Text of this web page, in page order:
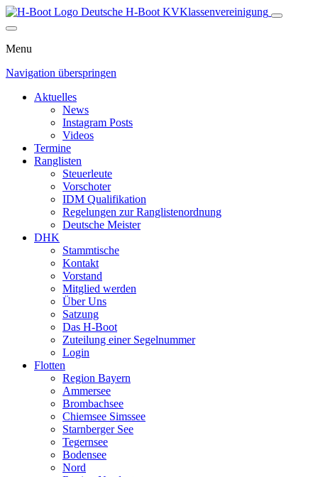
Deutsche H-Boot KVKlassenvereinigung
Menu
Navigation überspringen
Aktuelles
News
Instagram Posts
Videos
Termine
Ranglisten
Steuerleute
Vorschoter
IDM Qualifikation
Regelungen zur Ranglistenordnung
Deutsche Meister
DHK
Stammtische
Kontakt
Vorstand
Mitglied werden
Über Uns
Satzung
Das H-Boot
Zuteilung einer Segelnummer
Login
Flotten
Region Bayern
Ammersee
Brombachsee
Chiemsee Simssee
Starnberger See
Tegernsee
Bodensee
Nord